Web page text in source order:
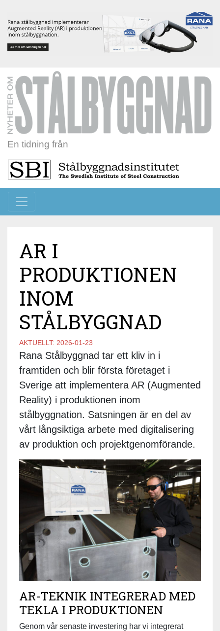
En tidning från
Toggle navigation
AR I
PRODUKTIONEN
INOM
STÅLBYGGNAD
AKTUELLT: 2026-01-23
Rana Stålbyggnad tar ett kliv in i
framtiden och blir första företaget i
Sverige att implementera AR (Augmented
Reality) i produktionen inom
stålbyggnation. Satsningen är en del av
vårt långsiktiga arbete med digitalisering
av produktion och projektgenomförande.
AR-TEKNIK INTEGRERAD MED
TEKLA I PRODUKTIONEN
Genom vår senaste investering har vi integrerat